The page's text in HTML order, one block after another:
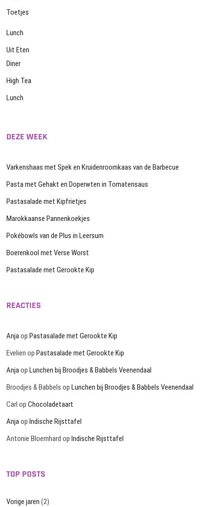
Toetjes
Lunch
Uit Eten
Diner
High Tea
Lunch
DEZE WEEK
Varkenshaas met Spek en Kruidenroomkaas van de Barbecue
Pasta met Gehakt en Doperwten in Tomatensaus
Pastasalade met Kipfrietjes
Marokkaanse Pannenkoekjes
Pokébowls van de Plus in Leersum
Boerenkool met Verse Worst
Pastasalade met Gerookte Kip
REACTIES
AnjaopPastasalade met Gerookte Kip
Evelien opPastasalade met Gerookte Kip
AnjaopLunchen bij Broodjes & Babbels Veenendaal
Broodjes & Babbels opLunchen bij Broodjes & Babbels Veenendaal
Carl opChocoladetaart
AnjaopIndische Rijsttafel
Antonie Bloemhard opIndische Rijsttafel
TOP POSTS
Vorige jaren (2)